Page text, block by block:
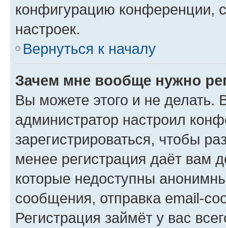
конфигурацию конференции,
настроек.
Вернуться к началу
Зачем мне вообще нужно
Вы можете этого и не делать.
администратор настроил
зарегистрироваться, чтобы
менее регистрация даёт вам
которые недоступны
сообщения, отправка email-
Регистрация займёт у вас